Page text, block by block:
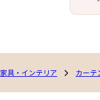
家具・インテリア カーテ